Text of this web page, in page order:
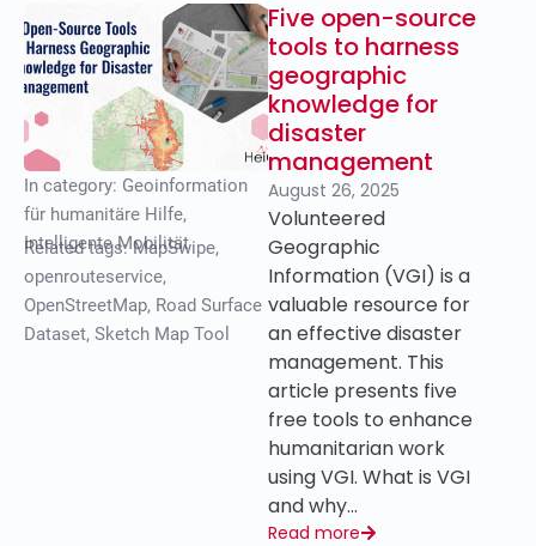
In category: Geoinformation
für humanitäre Hilfe,
Intelligente Mobilität
Related tags:MapSwipe,
openrouteservice,
OpenStreetMap, Road Surface
Dataset, Sketch Map Tool
Five open-source
tools to harness
geographic
knowledge for
disaster
management
August 26, 2025
Volunteered
Geographic
Information (VGI) is a
valuable resource for
an effective disaster
management. This
article presents five
free tools to enhance
humanitarian work
using VGI. What is VGI
and why…
Read more